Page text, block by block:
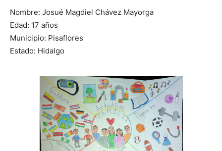
Nombre: Josué Magdiel Chávez Mayorga
Edad: 17 años
Municipio: Pisaflores
Estado: Hidalgo